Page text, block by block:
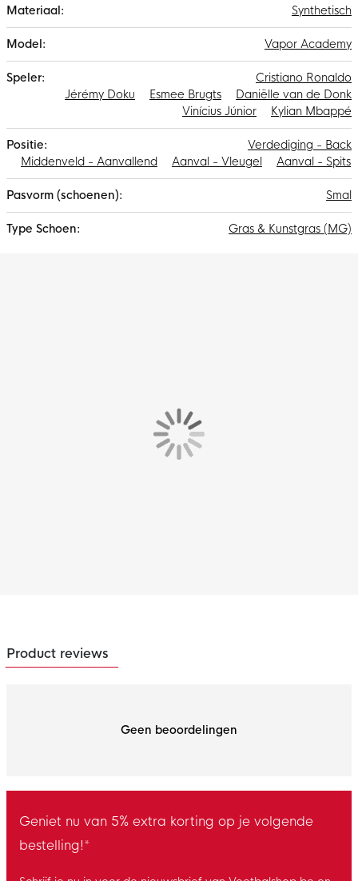
Synthetisch
Vapor Academy
Cristiano Ronaldo
Daniëlle van de Donk
Esmee Brugts
Jérémy Doku
Kylian Mbappé
Vinícius Júnior
Verdediging - Back
Middenveld - Aanvallend
Aanval - Vleugel Aanval - Spits
Smal
Gras & Kunstgras (MG)
Product reviews
Geen beoordelingen
Geniet nu van 5% extra korting op je volgende
bestelling!*